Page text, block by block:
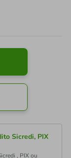
Sicredi, PIX
, PIX ou